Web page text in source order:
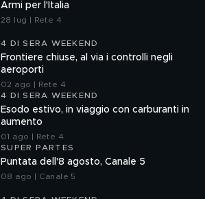
Armi per l'Italia
28 lug | Rete 4
4 DI SERA WEEKEND
Frontiere chiuse, al via i controlli negli
aeroporti
02 ago | Rete 4
4 DI SERA WEEKEND
Esodo estivo, in viaggio con carburanti in
aumento
01 ago | Rete 4
SUPER PARTES
Puntata dell'8 agosto, Canale 5
08 ago | Canale 5